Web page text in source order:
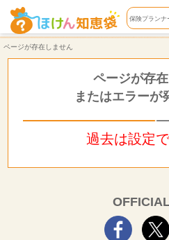
ページが存在しません | ほけん知恵袋
保険プランナ
ページが存在しません
ページが存
またはエラーが
過去は設定